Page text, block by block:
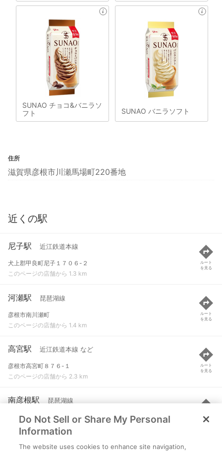
SUNAO チョコ&バニラソ
フト
SUNAO バニラソフト
住所
滋賀県彦根市川瀬馬場町220番地
近くの駅
尼子駅 近江鉄道本線
犬上郡甲良町尼子１７０６-２
このページの店舗から 1.3 km
ルート
を見る
河瀬駅 琵琶湖線
彦根市南川瀬町
このページの店舗から 1.4 km
ルート
を見る
高宮駅 近江鉄道本線 など
彦根市高宮町８７６-１
このページの店舗から 2.3 km
ルート
を見る
南彦根駅 琵琶湖線
彦根市小泉町
このページの店舗から 2.5 km
ルート
を見る
Do Not Sell or Share My Personal
Information
The website uses cookies to enhance site navigation,